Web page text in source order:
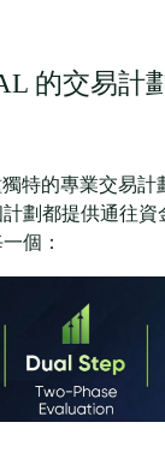
的交易計
特的專業交易計
劃都提供通往資
個：